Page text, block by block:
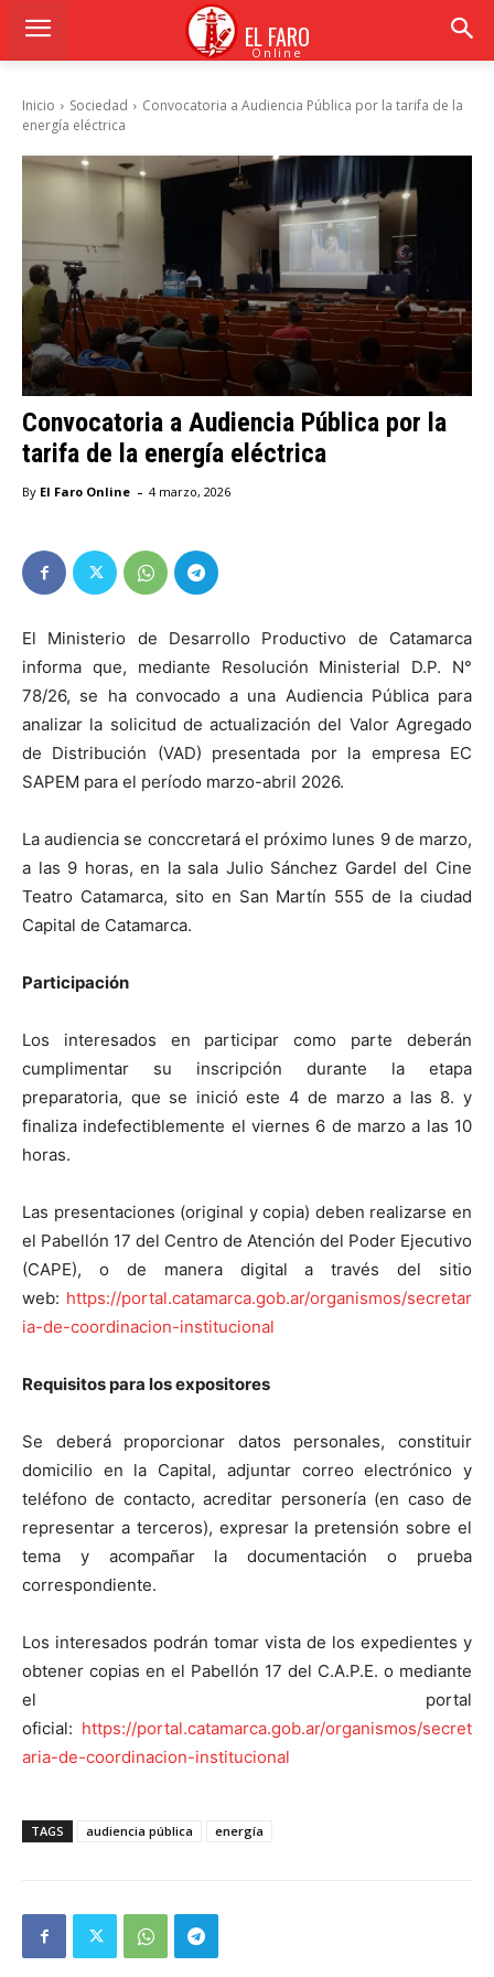
EL FARO
Online
Inicio Sociedad
Convocatoria a Audiencia Pública por la tarifa de la
energía eléctrica
Convocatoria a Audiencia Pública por la
tarifa de la energía eléctrica
By El Faro Online - 4 marzo, 2026
El Ministerio de Desarrollo Productivo de Catamarca
informa que, mediante Resolución Ministerial D.P. N°
78/26, se ha convocado a una Audiencia Pública para
analizar la solicitud de actualización del Valor Agregado
de Distribución (VAD) presentada por la empresa EC
SAPEM para el período marzo-abril 2026.
La audiencia se conccretará el próximo lunes 9 de marzo,
a las 9 horas, en la sala Julio Sánchez Gardel del Cine
Teatro Catamarca, sito en San Martín 555 de la ciudad
Capital de Catamarca.
Participación
Los interesados en participar como parte deberán
cumplimentar su inscripción durante la etapa
preparatoria, que se inició este 4 de marzo a las 8. y
finaliza indefectiblemente el viernes 6 de marzo a las 10
horas.
Las presentaciones (original y copia) deben realizarse en
el Pabellón 17 del Centro de Atención del Poder Ejecutivo
(CAPE), o de manera digital a través del sitio
web: https://portal.catamarca.gob.ar/organismos/secretar
ia-de-coordinacion-institucional
Requisitos para los expositores
Se deberá proporcionar datos personales, constituir
domicilio en la Capital, adjuntar correo electrónico y
teléfono de contacto, acreditar personería (en caso de
representar a terceros), expresar la pretensión sobre el
tema y acompañar la documentación o prueba
correspondiente.
Los interesados podrán tomar vista de los expedientes y
obtener copias en el Pabellón 17 del C.A.P.E. o mediante
el portal
oficial: https://portal.catamarca.gob.ar/organismos/secret
aria-de-coordinacion-institucional
TAGS audiencia pública energía